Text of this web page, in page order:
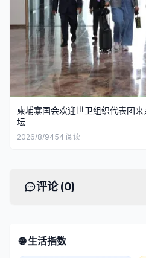
柬埔寨国会欢迎世卫组织代表团
坛
2026/8/9454 阅读
评论 (0)
🌐 生活指数